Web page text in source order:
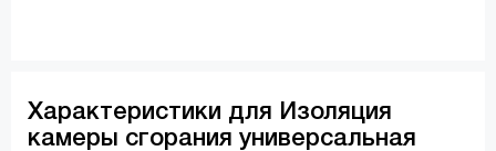
Характеристики для Изоляция
камеры сгорания универсальная